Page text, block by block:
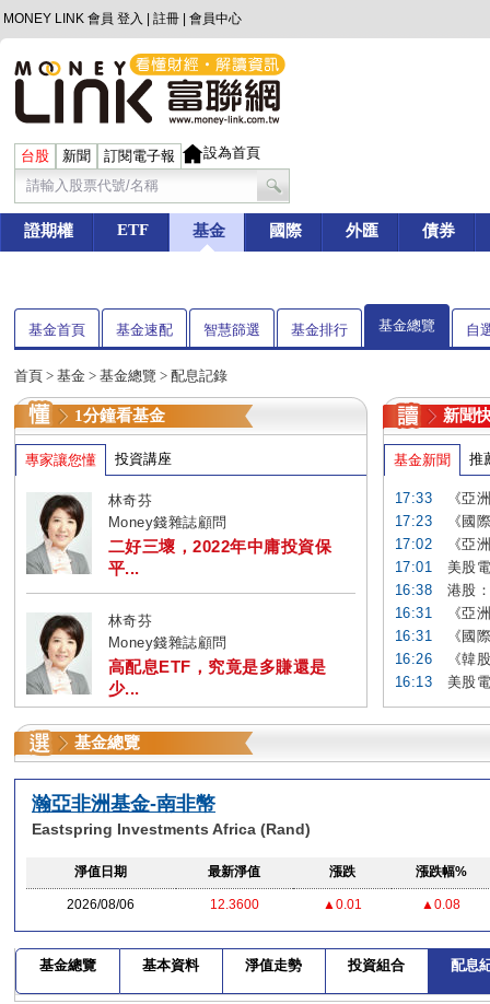
MONEY LINK 會員 登入 註冊 會員中心
台股 新聞 訂閱電子報 設為首頁
證期權 ETF 基金 國際 外匯 債券
基金首頁 基金速配 智慧篩選 基金排行 基金總覽 自
首頁 > 基金 > 基金總覽 > 配息記錄
1分鐘看基金
專家讓您懂 投資講座
林奇芬
Money錢雜誌顧問
二好三壞，2022年中庸投資保
平...
林奇芬
Money錢雜誌顧問
高配息ETF，究竟是多賺還是
少...
新聞
基金新聞 推
17:33
《亞
17:23
《國
17:02
《亞
17:01
美股
16:38
港股
16:31
《亞
16:31
《國
16:26
《韓
16:13
美股
基金總覽
瀚亞非洲基金-南非幣
Eastspring Investments Africa (Rand)
淨值日期 最新淨值 漲跌 漲跌幅%
2026/08/06 12.3600 ▲0.01 ▲0.08
基金總覽 基本資料 淨值走勢 投資組合 配息